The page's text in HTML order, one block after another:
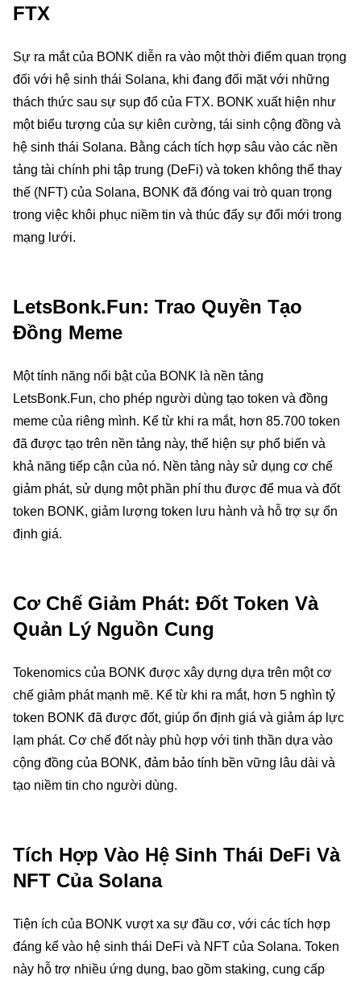
FTX
Sự ra mắt của BONK diễn ra vào một thời điểm quan trọng
đối với hệ sinh thái Solana, khi đang đối mặt với những
thách thức sau sự sụp đổ của FTX. BONK xuất hiện như
một biểu tượng của sự kiên cường, tái sinh cộng đồng và
hệ sinh thái Solana. Bằng cách tích hợp sâu vào các nền
tảng tài chính phi tập trung (DeFi) và token không thể thay
thế (NFT) của Solana, BONK đã đóng vai trò quan trọng
trong việc khôi phục niềm tin và thúc đẩy sự đổi mới trong
mạng lưới.
LetsBonk.Fun: Trao Quyền Tạo
Đồng Meme
Một tính năng nổi bật của BONK là nền tảng
LetsBonk.Fun, cho phép người dùng tạo token và đồng
meme của riêng mình. Kể từ khi ra mắt, hơn 85.700 token
đã được tạo trên nền tảng này, thể hiện sự phổ biến và
khả năng tiếp cận của nó. Nền tảng này sử dụng cơ chế
giảm phát, sử dụng một phần phí thu được để mua và đốt
token BONK, giảm lượng token lưu hành và hỗ trợ sự ổn
định giá.
Cơ Chế Giảm Phát: Đốt Token Và
Quản Lý Nguồn Cung
Tokenomics của BONK được xây dựng dựa trên một cơ
chế giảm phát mạnh mẽ. Kể từ khi ra mắt, hơn 5 nghìn tỷ
token BONK đã được đốt, giúp ổn định giá và giảm áp lực
lạm phát. Cơ chế đốt này phù hợp với tinh thần dựa vào
cộng đồng của BONK, đảm bảo tính bền vững lâu dài và
tạo niềm tin cho người dùng.
Tích Hợp Vào Hệ Sinh Thái DeFi Và
NFT Của Solana
Tiện ích của BONK vượt xa sự đầu cơ, với các tích hợp
đáng kể vào hệ sinh thái DeFi và NFT của Solana. Token
này hỗ trợ nhiều ứng dụng, bao gồm staking, cung cấp